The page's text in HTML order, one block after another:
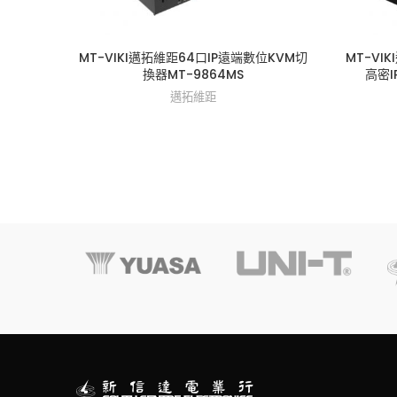
MT-VIKI邁拓維距64口IP遠端數位KVM切
換器MT-9864MS
邁拓維距
MT-VIKI
高密